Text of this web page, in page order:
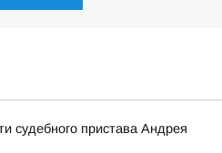
судебного пристава Андрея